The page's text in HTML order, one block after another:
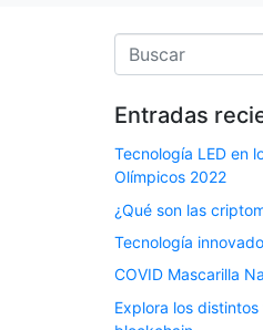
Entradas
Tecnología LED en
Olímpicos 2022
¿Qué son las
Tecnología
COVID Mascarilla
Explora los